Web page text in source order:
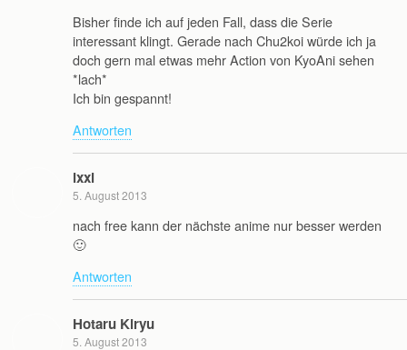
Bisher finde ich auf jeden Fall, dass die Serie
interessant klingt. Gerade nach Chu2koi würde ich ja
doch gern mal etwas mehr Action von KyoAni sehen
*lach*
Ich bin gespannt!
Antworten
ixxi
5. August 2013
nach free kann der nächste anime nur besser werden
🙂
Antworten
Hotaru Kiryu
5. August 2013